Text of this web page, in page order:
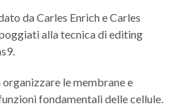
da Carles Enrich e Carles
alla tecnica di editing
le membrane e
fondamentali delle cellule.